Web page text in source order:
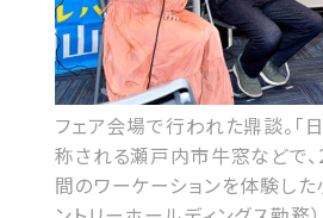
フェア会場で行われた鼎談。「
称される瀬戸内市牛窓などで
間のワーケーションを体験した